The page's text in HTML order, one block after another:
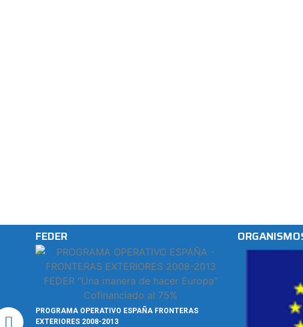
FEDER
PROGRAMA OPERATIVO ESPAÑA FRONTERAS
EXTERIORES 2008-2013